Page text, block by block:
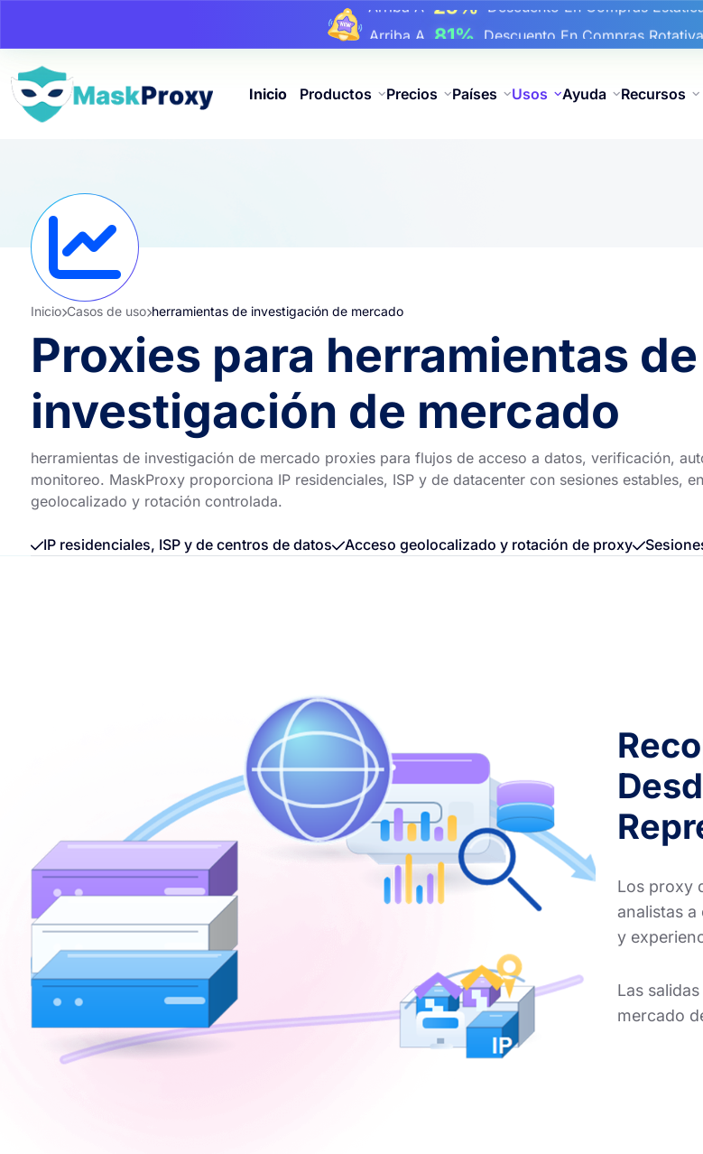
17%De Descuento Adicional En
Arriba A25%Descuento En Compras
81%
Inicio Productos Precios Países Usos Ayuda Recursos
Inicio Casos de uso herramientas de investigación de mercado
Proxies para herramientas de
investigación de mercado
herramientas de investigación de mercado proxies para flujos de acceso a datos, verificación,
monitoreo. MaskProxy proporciona IP residenciales, ISP y de datacenter con sesiones estables,
geolocalizado y rotación controlada.
IP residenciales, ISP y de centros de datos Acceso geolocalizado y rotación de proxy
Los proxy
analistas
y
Las
mercado